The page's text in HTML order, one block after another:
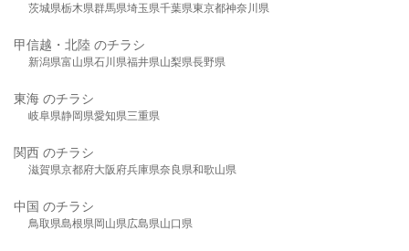
茨城県栃木県群馬県埼玉県千葉県東京都神奈川県
甲信越・北陸 のチラシ
新潟県富山県石川県福井県山梨県長野県
東海 のチラシ
岐阜県静岡県愛知県三重県
関西 のチラシ
滋賀県京都府大阪府兵庫県奈良県和歌山県
中国 のチラシ
鳥取県島根県岡山県広島県山口県